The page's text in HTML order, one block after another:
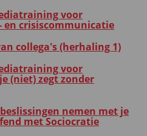
voor
en crisiscommunicatie
collega's (herhaling 1)
voor
(niet) zegt zonder
nemen met je
met Sociocratie